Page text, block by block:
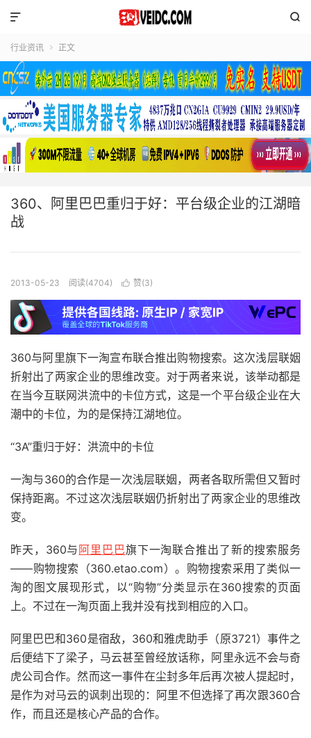


行业资讯  正文
360、阿里巴巴重归于好：平台级企业的江湖暗
战
2013-05-23 阅读(4704)  赞(3)
360与阿里旗下一淘宣布联合推出购物搜索。这次浅层联姻
折射出了两家企业的思维改变。对于两者来说，该举动都是
在当今互联网洪流中的卡位方式，这是一个平台级企业在大
潮中的卡位，为的是保持江湖地位。
“3A”重归于好：洪流中的卡位
一淘与360的合作是一次浅层联姻，两者各取所需但又暂时
保持距离。不过这次浅层联姻仍折射出了两家企业的思维改
变。
昨天，360与阿里巴巴旗下一淘联合推出了新的搜索服务
——购物搜索（360.etao.com）。购物搜索采用了类似一
淘的图文展现形式，以“购物”分类显示在360搜索的页面
上。不过在一淘页面上我并没有找到相应的入口。
阿里巴巴和360是宿敌，360和雅虎助手（原3721）事件之
后便结下了梁子，马云甚至曾经放话称，阿里永远不会与奇
虎公司合作。然而这一事件在尘封多年后再次被人提起时，
是作为对马云的讽刺出现的：阿里不但选择了再次跟360合
作，而且还是核心产品的合作。